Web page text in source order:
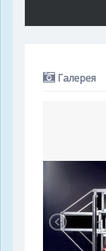
Галерея